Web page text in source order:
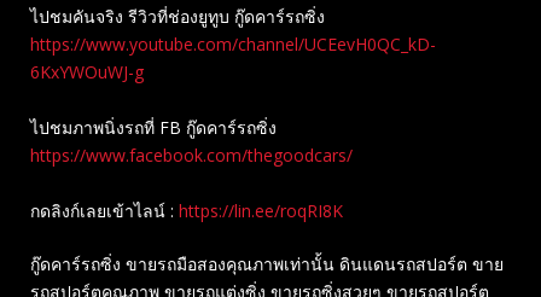
ไปชมคันจริง รีวิวที่ช่องยู​ทูบ​ กู๊ดคาร์รถซิ่ง
https://www.youtube.com/channel/UCEevH0QC_kD-
6KxYWOuWJ-g
ไปชมภาพนิ่งรถที่ FB กู๊ดคาร์รถซิ่ง
https://www.facebook.com/thegoodcars/
กดลิงก์เลยเข้าไลน์ : https://lin.ee/roqRI8K
กู๊ดคาร์รถซิ่ง ขายรถมือสองคุณภาพเท่านั้น ดินแดนรถสปอร์ต ขาย
รถสปอร์ตคุณภาพ ขายรถแต่งซิ่ง ขายรถซิ่งสวยๆ ขายรถสปอร์ต